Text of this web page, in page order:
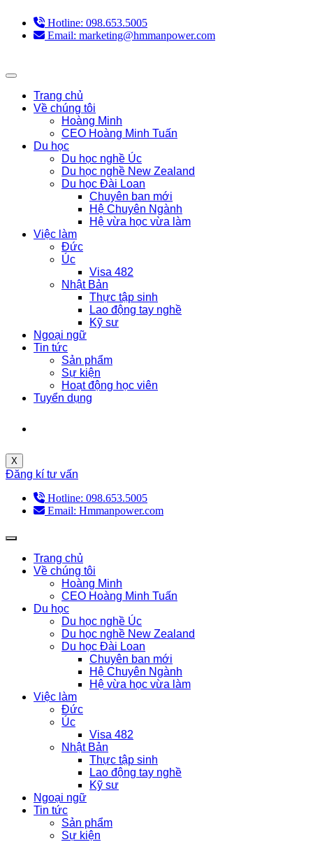
Hotline: 098.653.5005
Email: marketing@hmmanpower.com
Trang chủ
Về chúng tôi
Hoàng Minh
CEO Hoàng Minh Tuấn
Du học
Du học nghề Úc
Du học nghề New Zealand
Du học Đài Loan
Chuyên ban mới
Hệ Chuyên Ngành
Hệ vừa học vừa làm
Việc làm
Đức
Úc
Visa 482
Nhật Bản
Thực tập sinh
Lao động tay nghề
Kỹ sư
Ngoại ngữ
Tin tức
Sản phẩm
Sự kiện
Hoạt động học viên
Tuyển dụng
X
Đăng kí tư vấn
Hotline: 098.653.5005
Email: Hmmanpower.com
Trang chủ
Về chúng tôi
Hoàng Minh
CEO Hoàng Minh Tuấn
Du học
Du học nghề Úc
Du học nghề New Zealand
Du học Đài Loan
Chuyên ban mới
Hệ Chuyên Ngành
Hệ vừa học vừa làm
Việc làm
Đức
Úc
Visa 482
Nhật Bản
Thực tập sinh
Lao động tay nghề
Kỹ sư
Ngoại ngữ
Tin tức
Sản phẩm
Sự kiện